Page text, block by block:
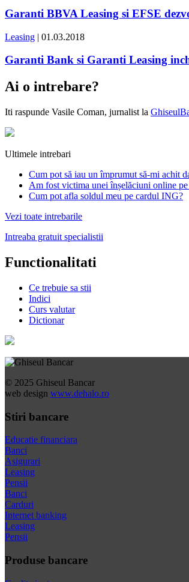
Garanti BBVA Leasing si EFSE
Leasing | 01.03.2018
Garanti Bank si Garanti Leasing
Ai o intrebare?
Iti raspunde Vasile Coman, jurnalist la
Ultimele intrebari
Cum pot să iau un împrumut să-mi achit
Am fost victima unei înșelăciuni online
Cum pot afla soldul meu pe cardul ING?
Vezi toate intrebarile
Intreaba gratuit specialistii
Functionalitati
Ce trebuie sa stii
Indici
Curs valutar
Dictionar
© 2025 Ghiseul Bancar
web design www.dehalo.ro
Stiri bancare
Educatie financiara
Banci
Asigurari
Leasing
Pensii
Banci
Carduri
Internet banking
Leasing
Pensii
Produse bancare